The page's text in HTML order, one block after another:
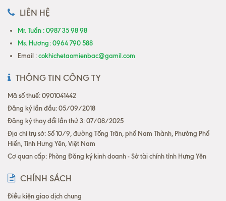
LIÊN HỆ
Mr. Tuấn : 0987 35 98 98
Ms. Hương: 0964 790 588
Email :cokhichetaomienbac@gamil.com
THÔNG TIN CÔNG TY
Mã số thuế: 0901041442
Đăng ký lần đầu: 05/09/2018
Đăng ký thay đổi lần thứ 3: 07/08/2025
Địa chỉ trụ sở: Số 10/9, đường Tống Trân, phố Nam Thành, Phường Phố
Hiến, Tỉnh Hưng Yên, Việt Nam
Cơ quan cấp: Phòng Đăng ký kinh doanh - Sở tài chính tỉnh Hưng Yên
CHÍNH SÁCH
Điều kiện giao dịch chung